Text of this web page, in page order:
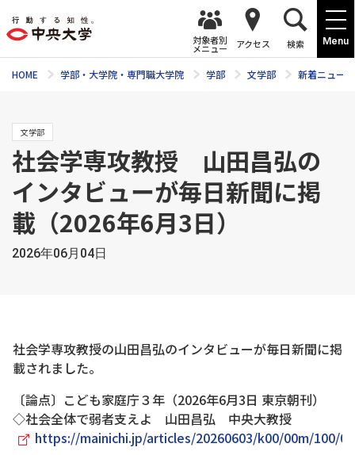
Menu
対象者別
メニュー アクセス 検索
HOME 学部・大学院・専門職大学院 学部 文学部 新着ニュース
文学部
社会学専攻教授 山田昌弘の
インタビューが毎日新聞に掲
載（2026年6月3日）
2026年06月04日
社会学専攻教授の山田昌弘のインタビューが毎日新聞に掲
載されました。
〔論点〕こども家庭庁３年（2026年6月3日 東京朝刊）
◇社会全体で弱者支えよ 山田昌弘 中央大教授
https://mainichi.jp/articles/20260603/k00/00m/100/